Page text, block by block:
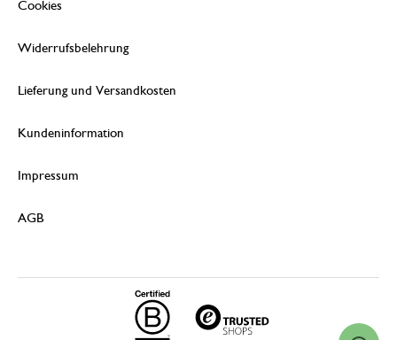
Cookies
Widerrufsbelehrung
Lieferung und Versandkosten
Kundeninformation
Impressum
AGB